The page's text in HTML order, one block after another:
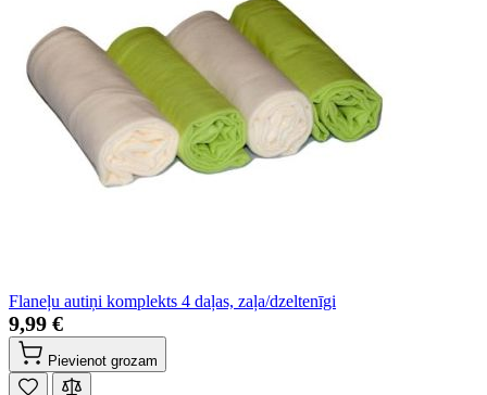
Flaneļu autiņi komplekts 4 daļas, zaļa/dzeltenīgi
9,99 €
Pievienot grozam